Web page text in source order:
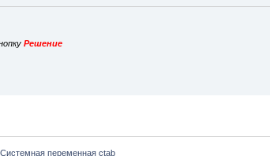
Решение
переменная ctab